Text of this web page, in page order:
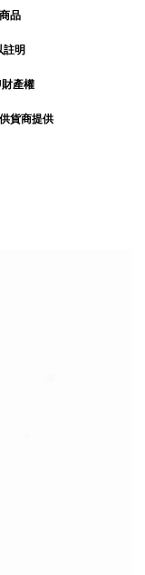
品
明
產權
貨商提供